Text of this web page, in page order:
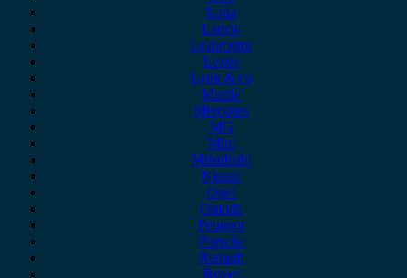
Lada
Lancia
Leapmotor
Lexus
Lynk & co
Mazda
Mercedes
MG
Mini
Mitsubishi
Nissan
Opel
Omoda
Peugeot
Porsche
Renault
Rover